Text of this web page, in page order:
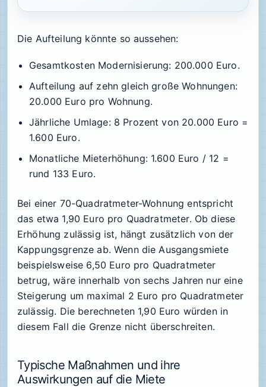
Die Aufteilung könnte so aussehen:
Gesamtkosten Modernisierung: 200.000 Euro.
Aufteilung auf zehn gleich große Wohnungen:
20.000 Euro pro Wohnung.
Jährliche Umlage: 8 Prozent von 20.000 Euro =
1.600 Euro.
Monatliche Mieterhöhung: 1.600 Euro / 12 =
rund 133 Euro.
Bei einer 70-Quadratmeter-Wohnung entspricht
das etwa 1,90 Euro pro Quadratmeter. Ob diese
Erhöhung zulässig ist, hängt zusätzlich von der
Kappungsgrenze ab. Wenn die Ausgangsmiete
beispielsweise 6,50 Euro pro Quadratmeter
betrug, wäre innerhalb von sechs Jahren nur eine
Steigerung um maximal 2 Euro pro Quadratmeter
zulässig. Die berechneten 1,90 Euro würden in
diesem Fall die Grenze nicht überschreiten.
Typische Maßnahmen und ihre
Auswirkungen auf die Miete